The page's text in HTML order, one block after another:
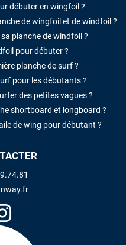
débuter en wingfoil ?
de wingfoil et de windfoil ?
planche de windfoil ?
pour débuter ?
planche de surf ?
pour les débutants ?
des petites vagues ?
shortboard et longboard ?
de wing pour débutant ?